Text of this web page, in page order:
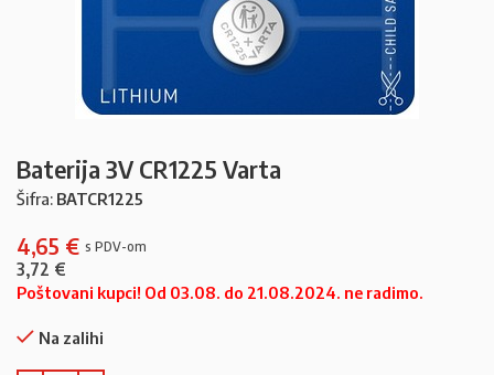
Baterija 3V CR1225 Varta
Šifra: BATCR1225
4,65 €
3,72 €
Poštovani kupci! Od 03.08. do 21.08.2024. ne radimo.
Na zalihi